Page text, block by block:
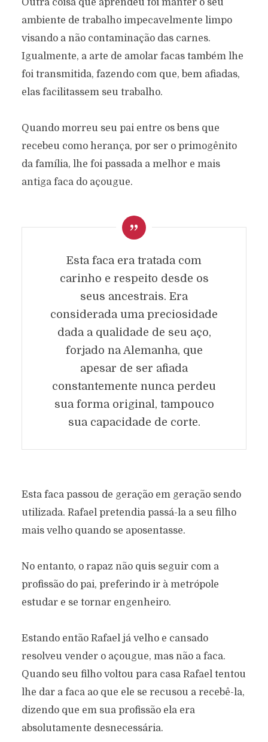
A VELHA FACA
Texto original de
Silvia Cristina Preissler Martinson
Outra coisa que aprendeu foi manter o seu
ambiente de trabalho impecavelmente limpo
visando a não contaminação das carnes.
Igualmente, a arte de amolar facas também lhe
foi transmitida, fazendo com que, bem afiadas,
elas facilitassem seu trabalho.
Quando morreu seu pai entre os bens que
recebeu como herança, por ser o primogênito
da família, lhe foi passada a melhor e mais
antiga faca do açougue.
Esta faca era tratada com
carinho e respeito desde os
seus ancestrais. Era
considerada uma preciosidade
dada a qualidade de seu aço,
forjado na Alemanha, que
apesar de ser afiada
constantemente nunca perdeu
sua forma original, tampouco
sua capacidade de corte.
Esta faca passou de geração em geração sendo
utilizada. Rafael pretendia passá-la a seu filho
mais velho quando se aposentasse.
No entanto, o rapaz não quis seguir com a
profissão do pai, preferindo ir à metrópole
estudar e se tornar engenheiro.
Estando então Rafael já velho e cansado
resolveu vender o açougue, mas não a faca.
Quando seu filho voltou para casa Rafael tentou
lhe dar a faca ao que ele se recusou a recebê-la,
dizendo que em sua profissão ela era
absolutamente desnecessária.